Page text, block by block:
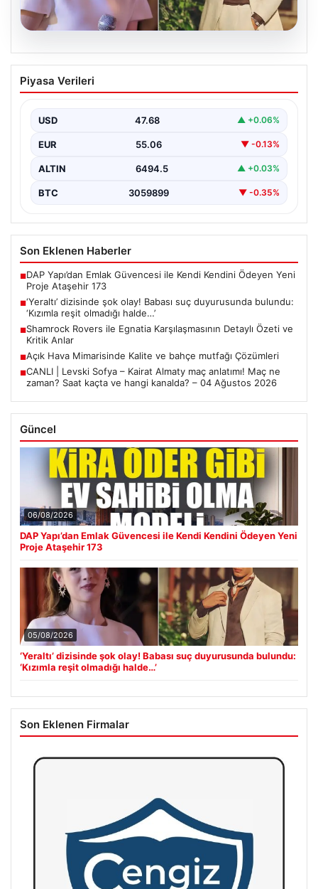
‘Yeraltı’ dizisinde şok olay! Babası suç
duyurusunda bulundu: ‘Kızımla reşit
Piyasa Verileri
USD 47.68 ▲ +0.06%
EUR 55.06 ▼ -0.13%
ALTIN 6494.5 ▲ +0.03%
BTC 3059899 ▼ -0.35%
Son Eklenen Haberler
■DAP Yapı’dan Emlak Güvencesi ile Kendi Kendini Ödeyen Yeni
Proje Ataşehir 173
■‘Yeraltı’ dizisinde şok olay! Babası suç duyurusunda bulundu:
‘Kızımla reşit olmadığı halde…’
■Shamrock Rovers ile Egnatia Karşılaşmasının Detaylı Özeti ve
Kritik Anlar
■Açık Hava Mimarisinde Kalite ve bahçe mutfağı Çözümleri
■CANLI | Levski Sofya – Kairat Almaty maç anlatımı! Maç ne
zaman? Saat kaçta ve hangi kanalda? – 04 Ağustos 2026
Güncel
06/08/2026
DAP Yapı’dan Emlak Güvencesi ile Kendi Kendini Ödeyen Yeni
Proje Ataşehir 173
05/08/2026
‘Yeraltı’ dizisinde şok olay! Babası suç duyurusunda bulundu:
‘Kızımla reşit olmadığı halde…’
Son Eklenen Firmalar